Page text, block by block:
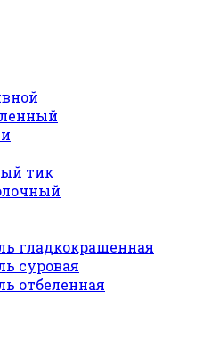
тик
гладкокрашенная
суровая
отбеленная